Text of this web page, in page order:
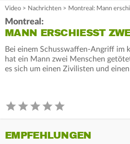
Video > Nachrichten > Montreal: Mann
Montreal:
MANN ERSCHIESST
Bei einem Schusswaffen-Angriff im
hat ein Mann zwei Menschen
es sich um einen Zivilisten und
EMPFEHLUNGEN